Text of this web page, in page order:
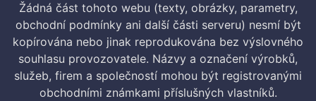
Žádná část tohoto webu (texty, obrázky, parametry,
obchodní podmínky ani další části serveru) nesmí být
kopírována nebo jinak reprodukována bez výslovného
souhlasu provozovatele. Názvy a označení výrobků,
služeb, firem a společností mohou být registrovanými
obchodními známkami příslušných vlastníků.